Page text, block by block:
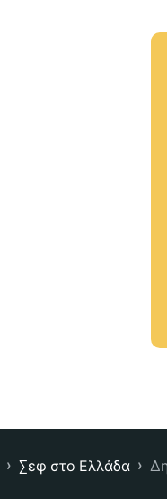
› Σεφ στο Ελλάδα ›